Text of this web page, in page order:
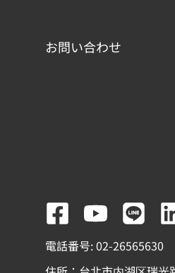
お問い合わせ
F
a
c
Y
o
u
L
i
n
電話番号: 02-26565630